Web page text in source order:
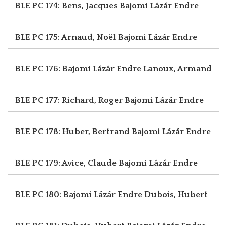
BLE PC 174: Bens, Jacques Bajomi Lázár Endre
BLE PC 175: Arnaud, Noël Bajomi Lázár Endre
BLE PC 176: Bajomi Lázár Endre Lanoux, Armand
BLE PC 177: Richard, Roger Bajomi Lázár Endre
BLE PC 178: Huber, Bertrand Bajomi Lázár Endre
BLE PC 179: Avice, Claude Bajomi Lázár Endre
BLE PC 180: Bajomi Lázár Endre Dubois, Hubert